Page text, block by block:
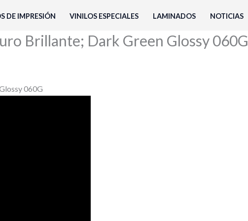
DE IMPRESIÓN VINILOS ESPECIALES LAMINADOS NOTICIAS
Brillante; Dark Green Glossy 060G
060G